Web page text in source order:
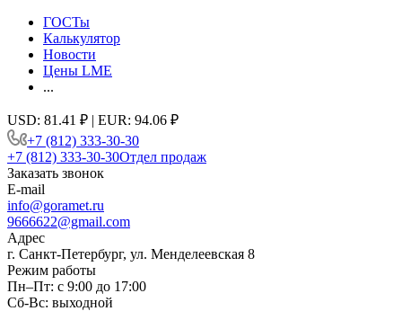
ГОСТы
Калькулятор
Новости
Цены LME
...
USD: 81.41 ₽ | EUR: 94.06 ₽
+7 (812) 333-30-30
+7 (812) 333-30-30Отдел продаж
Заказать звонок
E-mail
info@goramet.ru
9666622@gmail.com
Адрес
г. Санкт-Петербург, ул. Менделеевская 8
Режим работы
Пн–Пт: с 9:00 до 17:00
Сб-Вс: выходной